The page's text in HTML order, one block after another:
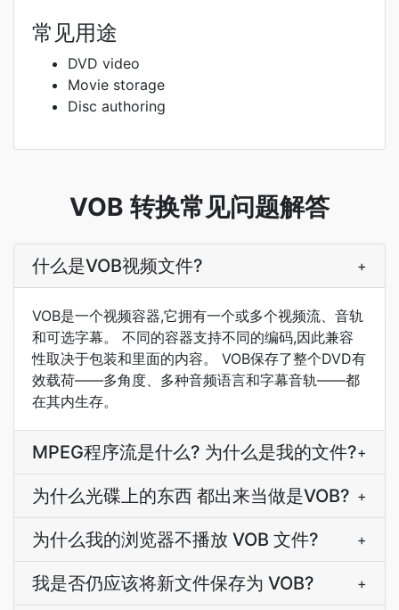
常见用途
DVD video
Movie storage
Disc authoring
VOB 转换常见问题解答
什么是VOB视频文件? +
VOB是一个视频容器,它拥有一个或多个视频流、音轨
和可选字幕。 不同的容器支持不同的编码,因此兼容
性取决于包装和里面的内容。 VOB保存了整个DVD有
效载荷——多角度、多种音频语言和字幕音轨——都
在其内生存。
MPEG程序流是什么? 为什么是我的文件?+
为什么光碟上的东西 都出来当做是VOB? +
为什么我的浏览器不播放 VOB 文件? +
我是否仍应该将新文件保存为 VOB? +